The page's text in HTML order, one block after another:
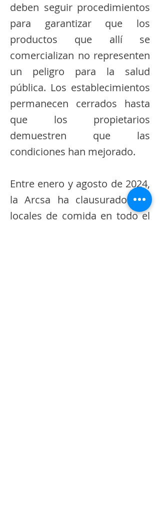
deben seguir procedimientos
para garantizar que los
productos que allí se
comercializan no representen
un peligro para la salud
pública. Los establecimientos
permanecen cerrados hasta
que los propietarios
demuestren que las
condiciones han mejorado.
Entre enero y agosto de 2024,
la Arcsa ha clausurado 160
locales de comida en todo el